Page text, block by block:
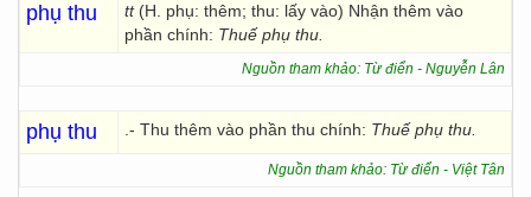
phụ thu tt (H. phụ: thêm; thu: lấy vào) Nhận thêm vào
phần chính: Thuế phụ thu.
Nguồn tham khảo: Từ điển - Nguyễn Lân
phụ thu .- Thu thêm vào phần thu chính: Thuế phụ thu.
Nguồn tham khảo: Từ điển - Việt Tân